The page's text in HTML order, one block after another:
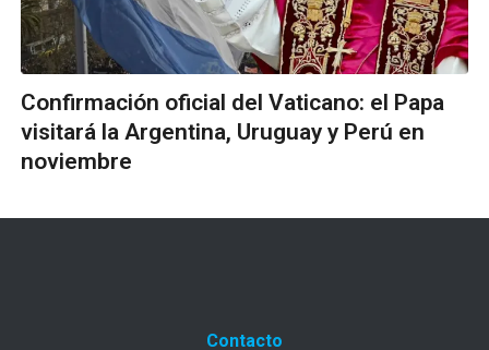
Confirmación oficial del Vaticano: el Papa
visitará la Argentina, Uruguay y Perú en
noviembre
Contacto